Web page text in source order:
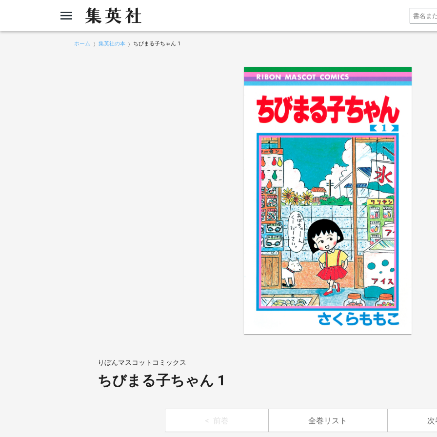
ホーム 集英社の本 ちびまる子ちゃん 1
りぼんマスコットコミックス
ちびまる子ちゃん 1
前巻 全巻リスト 次